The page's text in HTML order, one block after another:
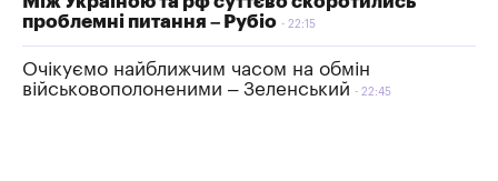
проблемні питання – Рубіо
22:15
Очікуємо найближчим часом на обмін
військовополоненими – Зеленський
22:45